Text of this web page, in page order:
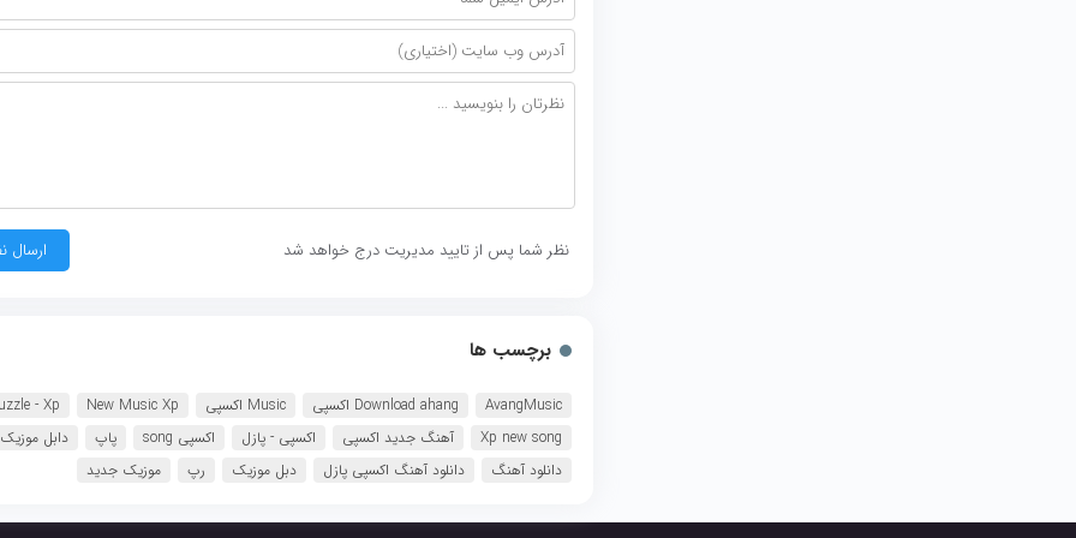
نظر شما پس از تایید مدیریت درج خواهد شد
برچسب ها
AvangMusic Download ahang اکسپی Music اکسپی New Music Xp
- Xp
Xp new song
آهنگ جدید اکسپی اکسپی - پازل اکسپی song پاپ
دابل موزیک
دانلود آهنگ
دانلود آهنگ اکسپی پازل دبل موزیک رپ موزیک جدید